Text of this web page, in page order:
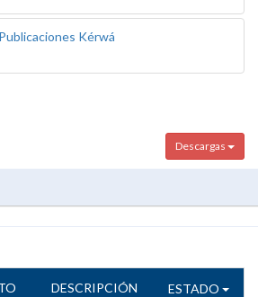
Publicaciones Kérwá
Descargas
DESCRIPCIÓN ESTADO